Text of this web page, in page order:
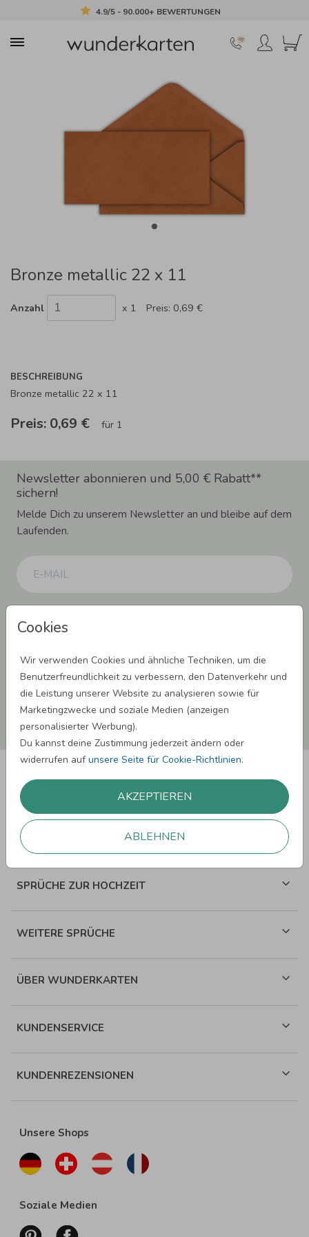
4.9/5 - 90.000+ BEWERTUNGEN
Cookies
Wir verwenden Cookies und ähnliche Techniken, um die
Benutzerfreundlichkeit zu verbessern, den Datenverkehr und
die Leistung unserer Website zu analysieren sowie für
Marketingzwecke und soziale Medien (anzeigen
personalisierter Werbung).
Du kannst deine Zustimmung jederzeit ändern oder
widerrufen aufunsere Seite für Cookie-Richtlinien.
AKZEPTIEREN
ABLEHNEN
Bronze metallic 22 x 11
Anzahl x 1 Preis: 0,69 €
BESCHREIBUNG
Bronze metallic 22 x 11
Preis: 0,69 € für 1
Newsletter abonnieren und 5,00 € Rabatt**
sichern!
Melde Dich zu unserem Newsletter an und bleibe auf dem
Laufenden.
dass wir Dich mit neuesten Informationen aus unserem Angebot informieren
können. Dies umfasst den Versand unseres Newsletters. Zudem können wir Dir
Facebook und Google anzeigen. Um Dir diesen Service anbieten zu können,
nutzen wir Deine personenbezogenen Daten und teilen diese auch mit Dritten,
wenn erforderlich. Du kannst diese Einwilligung jederzeit widerrufen. Weitere
Informationen erhätst Du in unserer Datenschutzerklärung.
ANMELDEN
SPRÜCHE ZUM GEBURTSTAG
SPRÜCHE ZUR HOCHZEIT
WEITERE SPRÜCHE
ÜBER WUNDERKARTEN
KUNDENSERVICE
KUNDENREZENSIONEN
Unsere Shops
Soziale Medien